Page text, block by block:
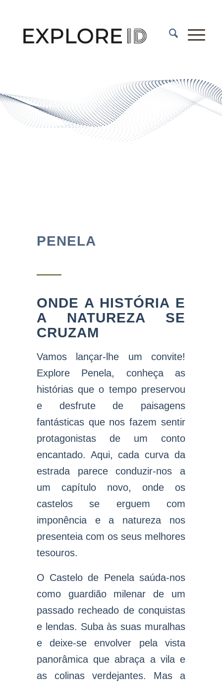
PENELA
ONDE A HISTÓRIA E
A NATUREZA SE
CRUZAM
Vamos lançar-lhe um convite!
Explore Penela, conheça as
histórias que o tempo preservou
e desfrute de paisagens
fantásticas que nos fazem sentir
protagonistas de um conto
encantado. Aqui, cada curva da
estrada parece conduzir-nos a
um capítulo novo, onde os
castelos se erguem com
imponência e a natureza nos
presenteia com os seus melhores
tesouros.
O Castelo de Penela saúda-nos
como guardião milenar de um
passado recheado de conquistas
e lendas. Suba às suas muralhas
e deixe-se envolver pela vista
panorâmica que abraça a vila e
as colinas verdejantes. Mas a